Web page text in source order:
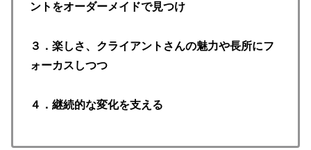
ントをオーダーメイドで見つけ
３．楽しさ、クライアントさんの魅力や長所にフ
ォーカスしつつ
４．継続的な変化を支える